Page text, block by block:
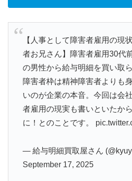
【人事として障害者雇用の現
者お兄さん】障害者雇用30代
の男性から給与明細を買い取
障害者枠は精神障害者よりも
いのが企業の本音。今回は会
者雇用の現実も書いといたか
に！とのことです。
— 給与明細買取屋さん
September 17, 2025